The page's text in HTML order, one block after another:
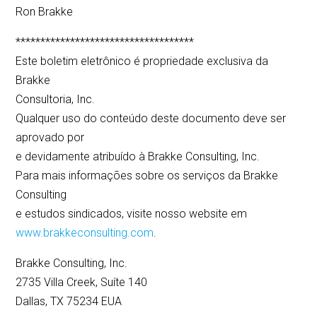
Ron Brakke
************************************
Este boletim eletrônico é propriedade exclusiva da
Brakke
Consultoria, Inc.
Qualquer uso do conteúdo deste documento deve ser
aprovado por
e devidamente atribuído à Brakke Consulting, Inc.
Para mais informações sobre os serviços da Brakke
Consulting
e estudos sindicados, visite nosso website em
www.brakkeconsulting.com.
Brakke Consulting, Inc.
2735 Villa Creek, Suíte 140
Dallas, TX 75234 EUA